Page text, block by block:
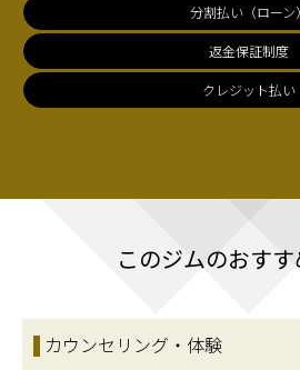
分割払い（ローン）
返金保証制度
クレジット払い
このジムのおす
カウンセリング・体験